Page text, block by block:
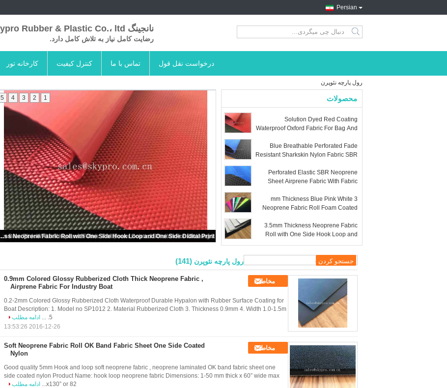
Persian
نانجینگ Skypro Rubber & Plastic Co.، ltd
رضایت کامل نیاز به تلاش کامل دارد. search
کارخانه تور کنترل کیفیت تماس با ما درخواست نقل قول
رول پارچه نئوپرن
Solution Dyed Red Coating Waterproof Oxford Fabric For Bag And Luggage
1
2
3
4
5 محصولات
Solution Dyed Red Coating
Waterproof Oxford Fabric For Bag And
Blue Breathable Perforated Fade
Resistant Sharkskin Nylon Fabric SBR
Perforated Elastic SBR Neoprene
Sheet Airprene Fabric With Fabric
3 mm Thickness Blue Pink White
Neoprene Fabric Roll Foam Coated
3.5mm Thickness Neoprene Fabric
Roll with One Side Hook Loop and
رول پارچه نئوپرن (141)
0.9mm Colored Glossy Rubberized Cloth Thick Neoprene Fabric ,
Airprene Fabric For Industry Boat
مخاطب
0.2-2mm Colored Glossy Rubberized Cloth Waterproof Durable Hypalon with Rubber Surface Coating for
Boat Description: 1. Model no SP1012 2. Material Rubberized Cloth 3. Thickness 0.9mm 4. Width 1.0-1.5m
5. ...
ادامه مطلب
2016-12-26 13:53:26
Soft Neoprene Fabric Roll OK Band Fabric Sheet One Side Coated
Nylon
مخاطب
Good quality 5mm Hook and loop soft neoprene fabric , neoprene laminated OK band fabric sheet one
side coated nylon Product Name: hook loop neoprene fabric Dimensions: 1-50 mm thick x 60” wide max
x130” or 82...
ادامه مطلب